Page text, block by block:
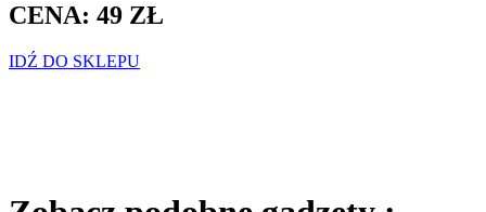
CENA: 49 ZŁ
IDŹ DO SKLEPU